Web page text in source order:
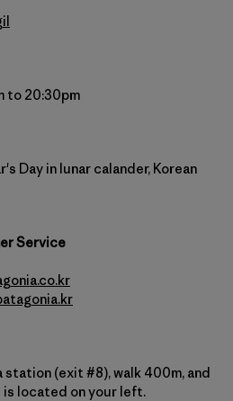
to 20:30pm
Day in lunar calander, Korean
Service
station (exit #8), walk 400m, and
located on your left.